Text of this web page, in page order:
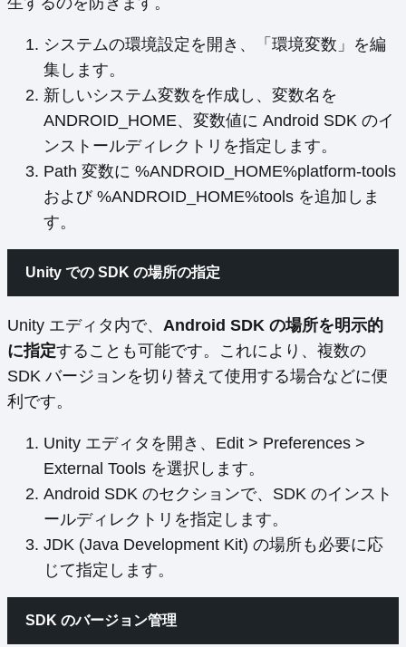
システムの環境設定を開き、「環境変数」を編
集します。
新しいシステム変数を作成し、変数名を
ANDROID_HOME、変数値に Android SDK のイ
ンストールディレクトリを指定します。
Path 変数に %ANDROID_HOME%platform-tools
および %ANDROID_HOME%tools を追加しま
す。
Unity での SDK の場所の指定
Unity エディタ内で、 Android SDK の場所を明示的
に指定することも可能です。これにより、複数の
SDK バージョンを切り替えて使用する場合などに便
利です。
Unity エディタを開き、Edit > Preferences >
External Tools を選択します。
Android SDK のセクションで、SDK のインスト
ールディレクトリを指定します。
JDK (Java Development Kit) の場所も必要に応
じて指定します。
SDK のバージョン管理